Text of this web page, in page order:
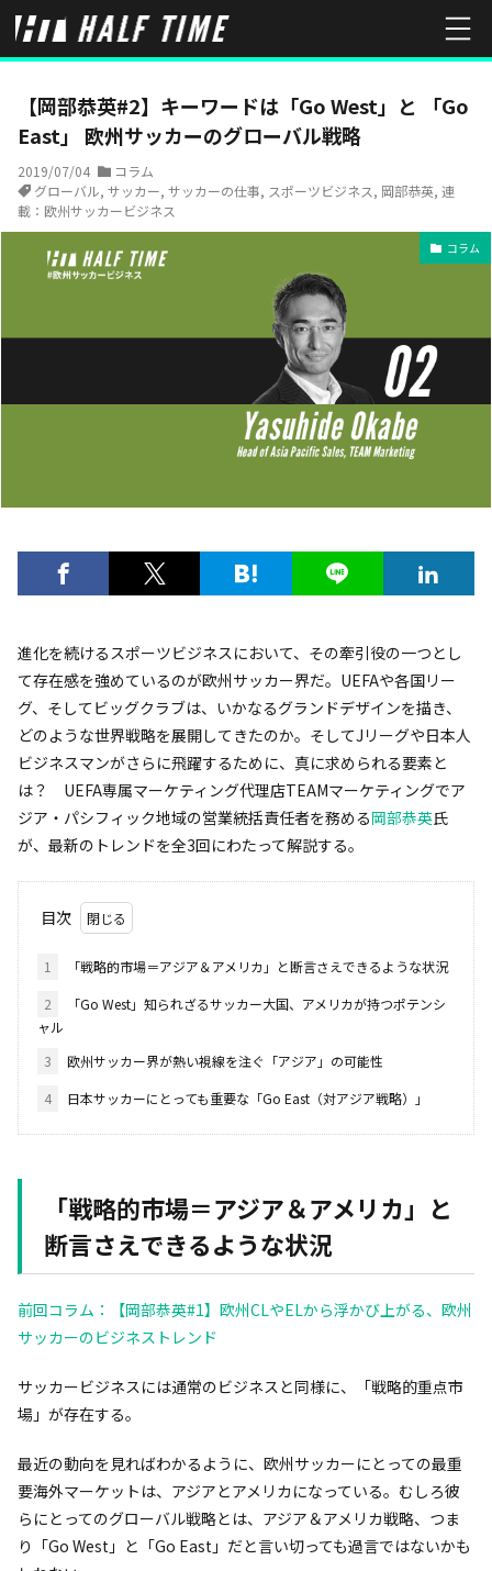
HOME コラム 【岡部恭英#2】キーワードは「Go West」と 「Go
【岡部恭英#2】キーワードは「Go West」と 「Go
East」 欧州サッカーのグローバル戦略
2019/07/04
コラム
グローバル, サッカー, サッカーの仕事, スポーツビジネス, 岡部恭英, 連
載：欧州サッカービジネス
コラム
進化を続けるスポーツビジネスにおいて、その牽引役の一つとし
て存在感を強めているのが欧州サッカー界だ。UEFAや各国リー
グ、そしてビッグクラブは、いかなるグランドデザインを描き、
どのような世界戦略を展開してきたのか。そしてJリーグや日本人
ビジネスマンがさらに飛躍するために、真に求められる要素と
は？ UEFA専属マーケティング代理店TEAMマーケティングでア
ジア・パシフィック地域の営業統括責任者を務める岡部恭英氏
が、最新のトレンドを全3回にわたって解説する。
目次
1
「戦略的市場＝アジア＆アメリカ」と断言さえできるような状況
2
「Go West」知られざるサッカー大国、アメリカが持つポテンシ
ャル
3
欧州サッカー界が熱い視線を注ぐ「アジア」の可能性
4
日本サッカーにとっても重要な「Go East（対アジア戦略）」
「戦略的市場＝アジア＆アメリカ」と
断言さえできるような状況
前回コラム：【岡部恭英#1】欧州CLやELから浮かび上がる、欧州
サッカーのビジネストレンド
サッカービジネスには通常のビジネスと同様に、「戦略的重点市
場」が存在する。
最近の動向を見ればわかるように、欧州サッカーにとっての最重
要海外マーケットは、アジアとアメリカになっている。むしろ彼
らにとってのグローバル戦略とは、アジア＆アメリカ戦略、つま
り「Go West」と「Go East」だと言い切っても過言ではないかも